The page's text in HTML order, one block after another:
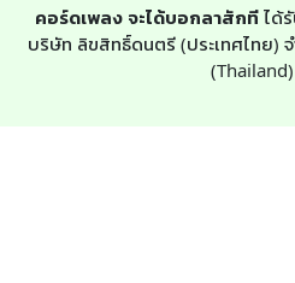
คอร์ดเพลง จะได้บอกลาสักที ได้
บริษัท ลิขสิทธิ์ดนตรี (ประเทศไทย)